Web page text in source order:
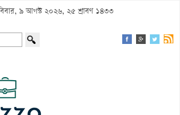
৯ আগস্ট ২০২৬, ২৫ শ্রাবণ ১৪৩৩